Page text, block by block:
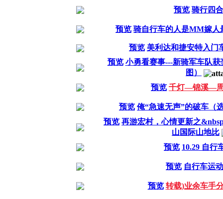
预览 骑行四
预览 骑自行车的人是MM嫁人
预览 美利达和捷安特入门
预览 小勇看赛事---新骑军车队
图）
预览 千灯—锦溪—
预览 俺“急速无声”的破车（
预览 再游宏村，心情更新之
山国际山地比
预览 10.29 自行
预览 自行车运
预览 转载)业余车手